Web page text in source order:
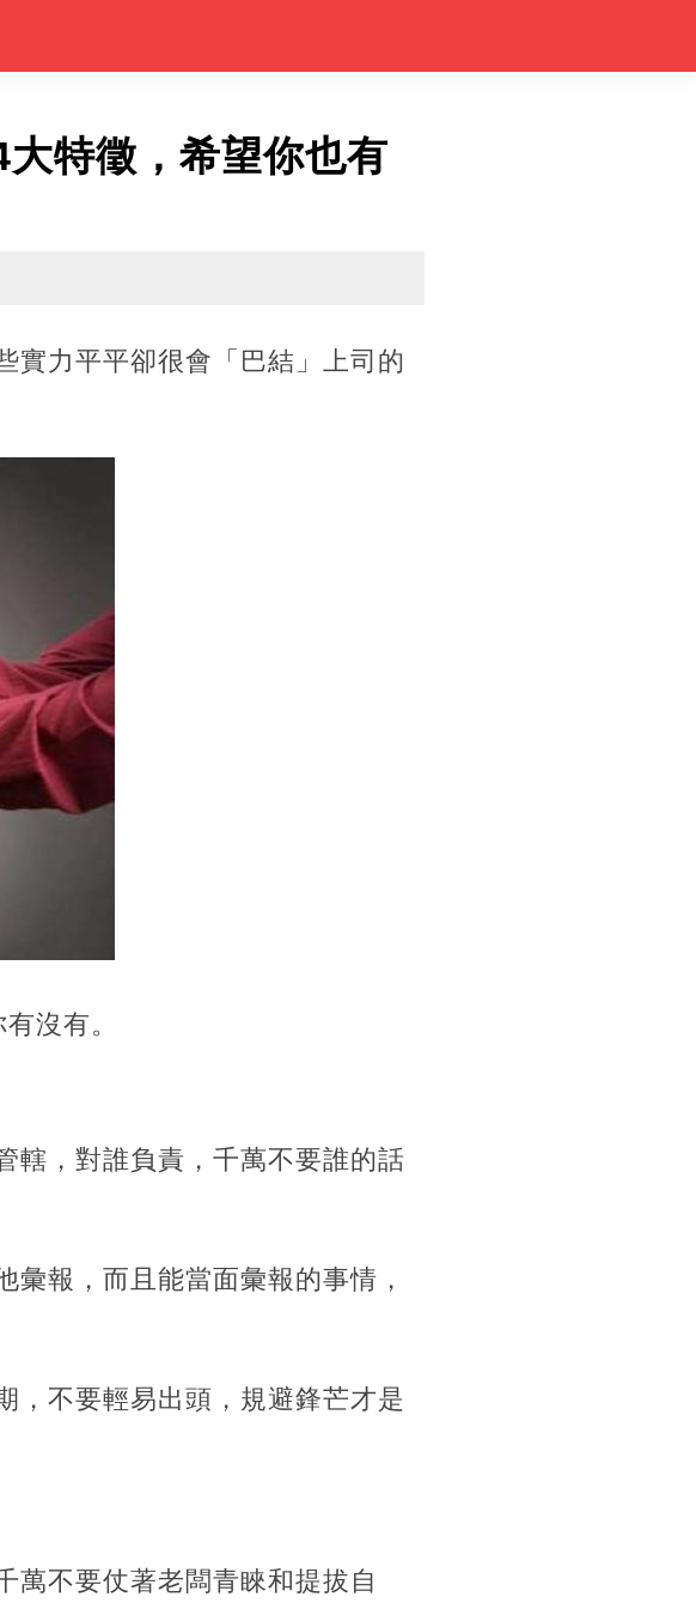
特徵，希望你也有
實力平平卻很會「巴結」上司的
沒有。
轄，對誰負責，千萬不要誰的話
報，而且能當面彙報的事情，
，不要輕易出頭，規避鋒芒才是
萬不要仗著老闆青睞和提拔自